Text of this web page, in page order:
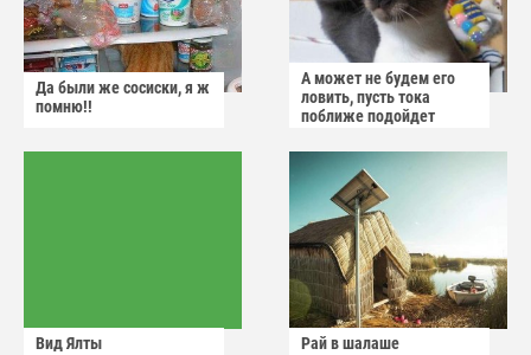
Да были же сосиски, я ж
помню!!
А может не будем его
ловить, пусть тока
поближе подойдет
Вид Ялты Рай в шалаше